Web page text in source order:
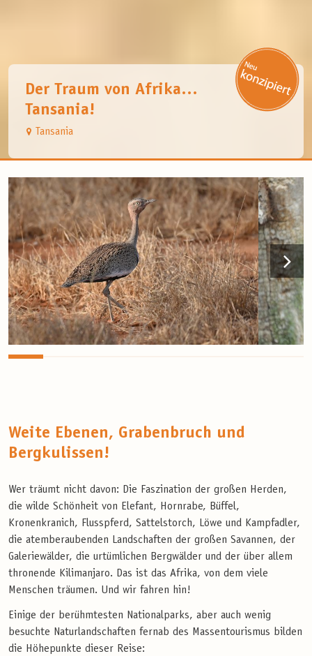
Der Traum von Afrika…
Tansania!
Tansania
Weite Ebenen, Grabenbruch und
Bergkulissen!
Wer träumt nicht davon: Die Faszination der großen Herden,
die wilde Schönheit von Elefant, Hornrabe, Büffel,
Kronenkranich, Flusspferd, Sattelstorch, Löwe und Kampfadler,
die atemberaubenden Landschaften der großen Savannen, der
Galeriewälder, die urtümlichen Bergwälder und der über allem
thronende Kilimanjaro. Das ist das Afrika, von dem viele
Menschen träumen. Und wir fahren hin!
Einige der berühmtesten Nationalparks, aber auch wenig
besuchte Naturlandschaften fernab des Massentourismus bilden
die Höhepunkte dieser Reise: